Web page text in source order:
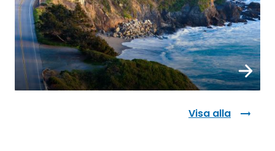
Boka
Visa alla